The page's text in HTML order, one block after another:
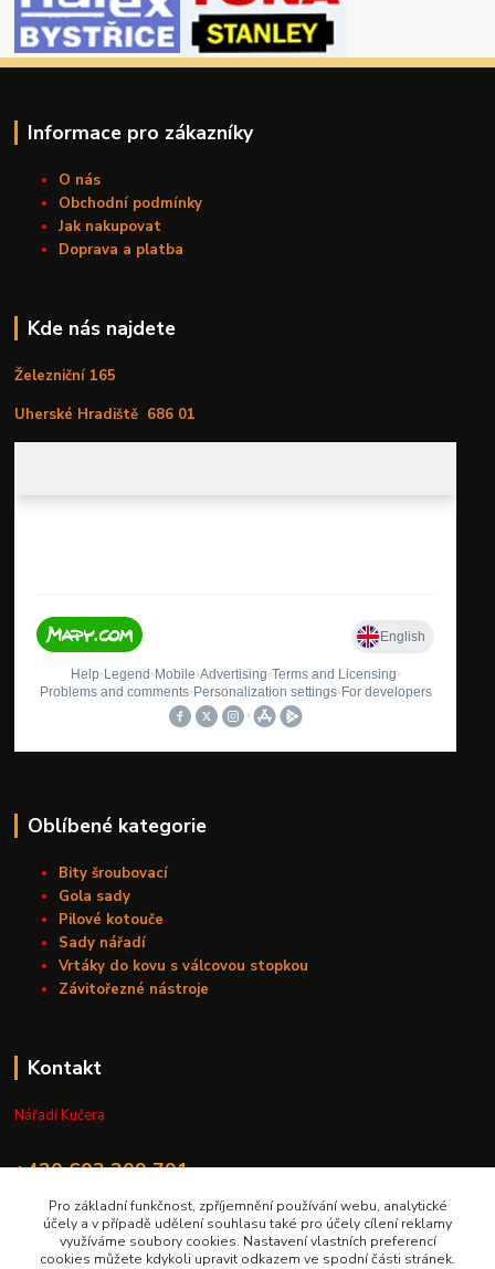
Informace pro zákazníky
O nás
Obchodní podmínky
Jak nakupovat
Doprava a platba
Kde nás najdete
Železniční 165
Uherské Hradiště 686 01
Oblíbené kategorie
Bity šroubovací
Gola sady
Pilové kotouče
Sady nářadí
Vrtáky do kovu s válcovou stopkou
Závitořezné nástroje
Kontakt
Nářadí Kučera
+420 603 209 791
info@naradikucera.cz
Pro základní funkčnost, zpříjemnění používání webu, analytické
účely a v případě udělení souhlasu také pro účely cílení reklamy
využíváme soubory cookies. Nastavení vlastních preferencí
cookies můžete kdykoli upravit odkazem ve spodní části stránek.